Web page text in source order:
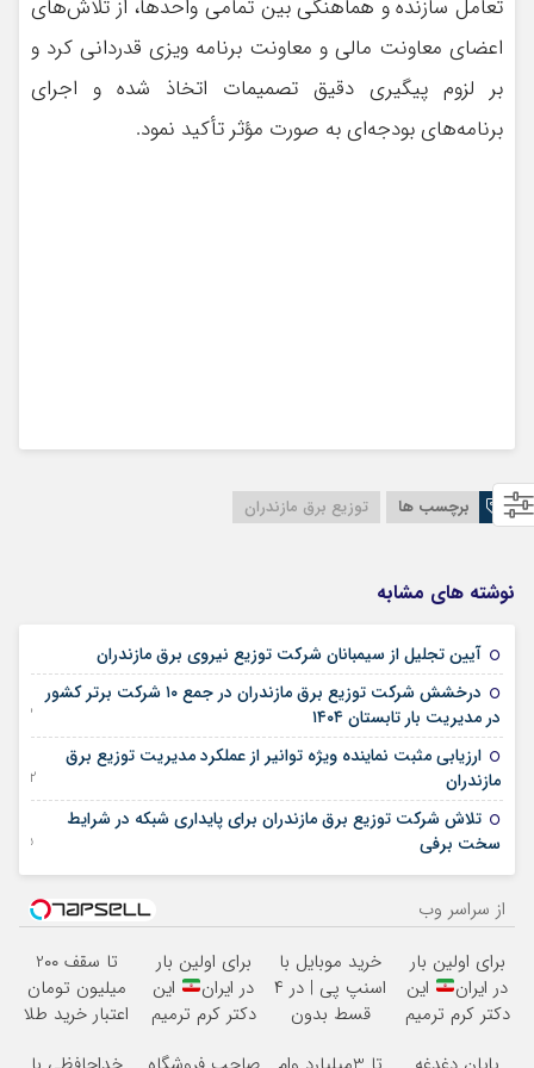
تعامل سازنده و هماهنگی بین تمامی واحدها، از تلاش‌های
اعضای معاونت مالی و معاونت برنامه ويزى قدردانی کرد و
بر لزوم پیگیری دقیق تصمیمات اتخاذ شده و اجرای
برنامه‌های بودجه‌ای به صورت مؤثر تأکید نمود.
برچسب ها توزیع برق مازندران
نوشته های مشابه
آیین تجلیل از سیمبانان شركت توزیع نیروی برق مازندران
درخشش شرکت توزیع برق مازندران در جمع ۱۰ شرکت برتر کشور
در مدیریت بار تابستان ۱۴۰۴
23 فوریه 2026
ارزیابی مثبت نماینده ویژه توانیر از عملکرد مدیریت توزیع برق
مازندران
02 جولای 2025
تلاش شرکت توزیع برق مازندران برای پایداری شبکه در شرایط
سخت برفی
25 فوریه 2025
از سراسر وب
برای اولین بار
در ایران
این
دکتر کرم ترمیم
خرید موبایل با
اسنپ پی | در ۴
قسط بدون
برای اولین بار
در ایران
این
دکتر کرم ترمیم
تا سقف 2۰۰
میلیون تومان
اعتبار خرید طلا